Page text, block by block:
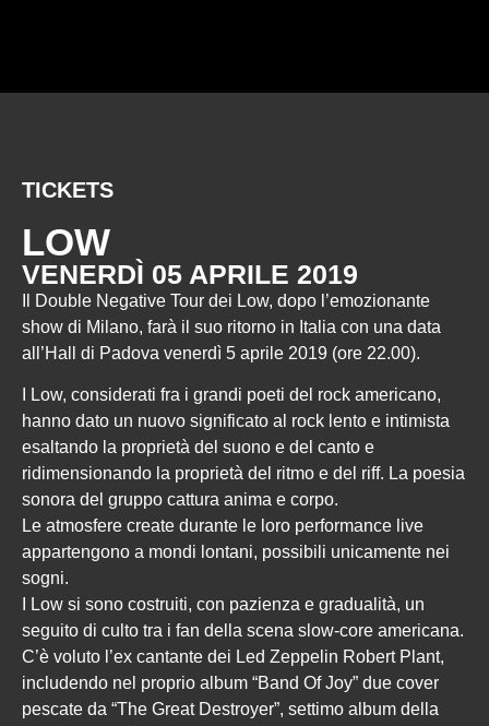
LOW
VENERDÌ 05 APRILE 2019
Il Double Negative Tour dei Low, dopo l’emozionante
show di Milano, farà il suo ritorno in Italia con una data
all’Hall di Padova venerdì 5 aprile 2019 (ore 22.00).
I Low, considerati fra i grandi poeti del rock americano,
hanno dato un nuovo significato al rock lento e intimista
esaltando la proprietà del suono e del canto e
ridimensionando la proprietà del ritmo e del riff. La poesia
sonora del gruppo cattura anima e corpo.
Le atmosfere create durante le loro performance live
appartengono a mondi lontani, possibili unicamente nei
sogni.
I Low si sono costruiti, con pazienza e gradualità, un
seguito di culto tra i fan della scena slow-core americana.
C’è voluto l’ex cantante dei Led Zeppelin Robert Plant,
includendo nel proprio album “Band Of Joy” due cover
pescate da “The Great Destroyer”, settimo album della
TICKETS